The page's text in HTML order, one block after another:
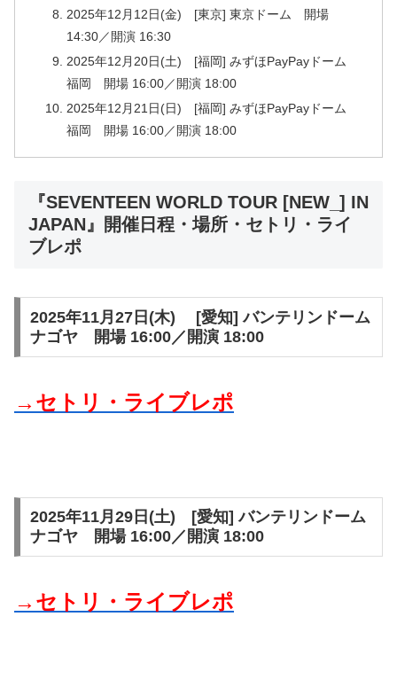
2025年12月12日(金) [東京] 東京ドーム 開場
14:30／開演 16:30
2025年12月20日(土) [福岡] みずほPayPayドーム
福岡 開場 16:00／開演 18:00
2025年12月21日(日) [福岡] みずほPayPayドーム
福岡 開場 16:00／開演 18:00
『SEVENTEEN WORLD TOUR [NEW_] IN
JAPAN』開催日程・場所・セトリ・ライ
ブレポ
2025年11月27日(木) [愛知] バンテリンドーム
ナゴヤ 開場 16:00／開演 18:00
→セトリ・ライブレポ
2025年11月29日(土) [愛知] バンテリンドーム
ナゴヤ 開場 16:00／開演 18:00
→セトリ・ライブレポ